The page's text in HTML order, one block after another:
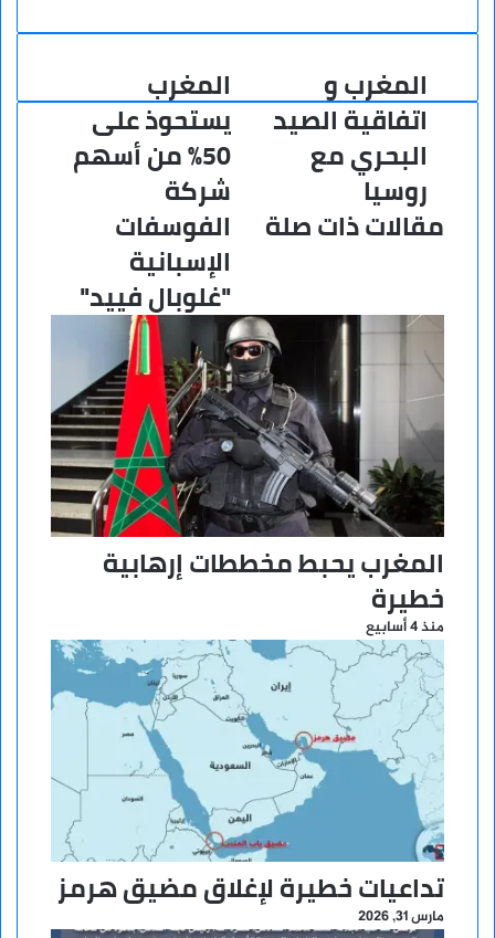
المغرب
يستحوذ
على
50%
من
أسهم
شركة
الفوسفات
الإسبانية
"غلوبال
فييد"
المغرب
يستحوذ على
50% من أسهم
شركة
الفوسفات
الإسبانية
"غلوبال فييد"
المغرب
و
اتفاقية
الصيد
البحري
مع
روسيا
المغرب و
اتفاقية الصيد
البحري مع
روسيا
مقالات ذات صلة
المغرب يحبط مخططات إرهابية
خطيرة
منذ 4 أسابيع
تداعيات خطيرة لإغلاق مضيق هرمز
مارس 31, 2026